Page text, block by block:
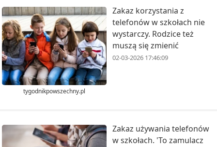
tygodnikpowszechny.pl
Zakaz korzystania z
telefonów w szkołach nie
wystarczy. Rodzice też
muszą się zmienić
02-03-2026 17:46:09
Zakaz używania telefonów
w szkołach. 'To zamulacz